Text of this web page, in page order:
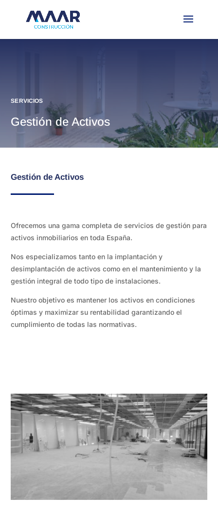
SERVICIOS
Gestión de Activos
Gestión de Activos
Ofrecemos una gama completa de servicios de gestión para
activos inmobiliarios en toda España.
Nos especializamos tanto en la implantación y
desimplantación de activos como en el mantenimiento y la
gestión integral de todo tipo de instalaciones.
Nuestro objetivo es mantener los activos en condiciones
óptimas y maximizar su rentabilidad garantizando el
cumplimiento de todas las normativas.